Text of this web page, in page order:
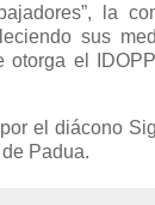
la
sus
otorga el
el diácono
Padua.